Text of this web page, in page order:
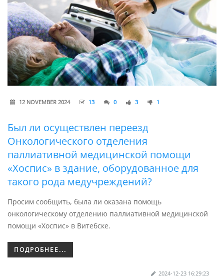
12 NOVEMBER 2024 13 0 3 1
Был ли осуществлен переезд
Онкологического отделения
паллиативной медицинской помощи
«Хоспис» в здание, оборудованное для
такого рода медучреждений?
Просим сообщить, была ли оказана помощь
онкологическому отделению паллиативной медицинской
помощи «Хоспис» в Витебске.
ПОДРОБНЕЕ...
2024-12-23 16:29:23